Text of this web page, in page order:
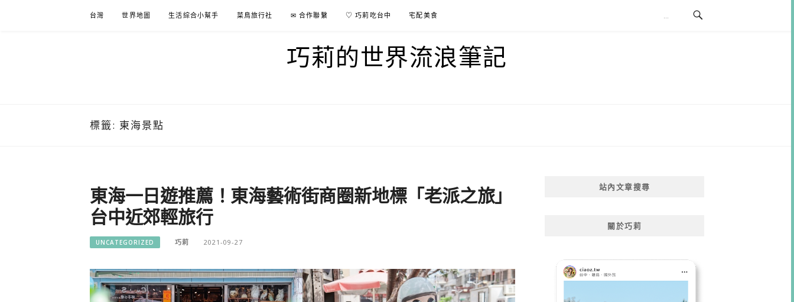
台灣 世界地圖 生活綜合小幫手 菜鳥旅行社 ✉ 合作聯繫 ♡ 巧莉吃台中 宅配美食
巧莉的世界流浪筆記
標籤: 東海景點
東海一日遊推薦！東海藝術街商圈新地標「老派之旅」
台中近郊輕旅行
UNCATEGORIZED 巧莉 2021-09-27
站內文章搜尋
關於巧莉